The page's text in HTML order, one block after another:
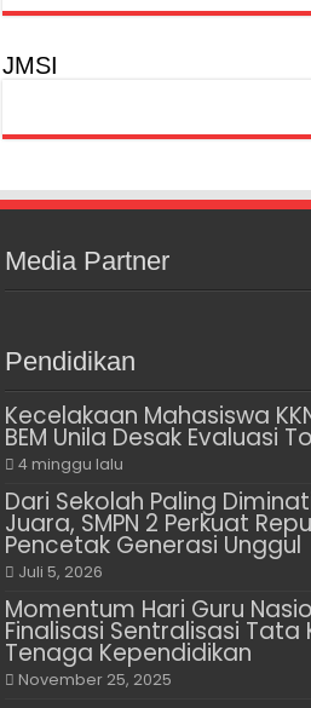
JMSI
Media Partner
Pendidikan
Kecelakaan Mahasiswa
BEM Unila Desak Evaluasi
4 minggu lalu
Dari Sekolah Paling
Juara, SMPN 2 Perkuat
Pencetak Generasi Unggul
Juli 5, 2026
Momentum Hari Guru
Finalisasi Sentralisasi Tata
Tenaga Kependidikan
November 25, 2025